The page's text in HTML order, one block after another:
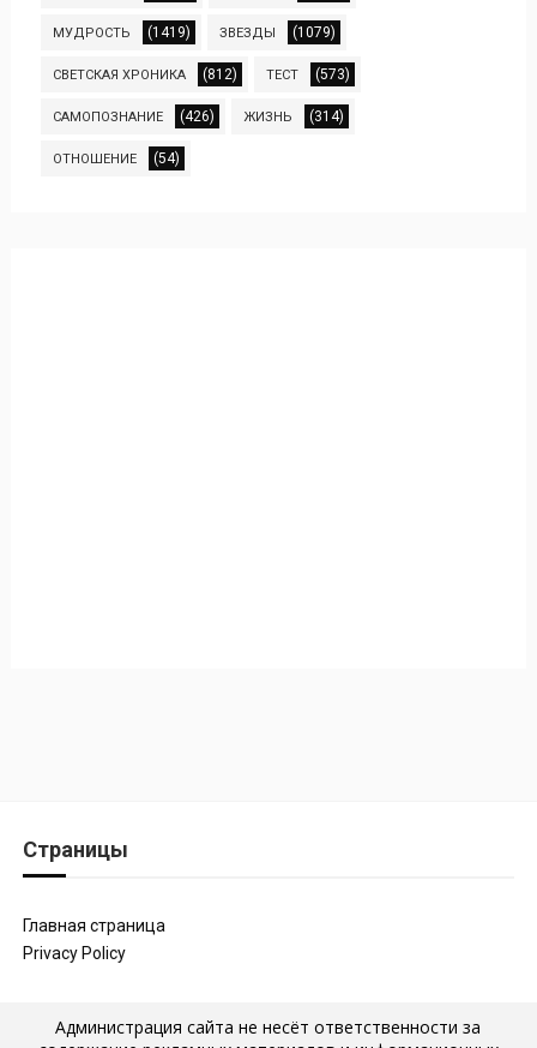
МУДРОСТЬ (1419) ЗВЕЗДЫ (1079)
СВЕТСКАЯ ХРОНИКА (812) ТЕСТ (573)
САМОПОЗНАНИЕ (426) ЖИЗНЬ (314)
ОТНОШЕНИЕ (54)
Страницы
Главная страница
Privacy Policy
Администрация сайта не несёт ответственности за